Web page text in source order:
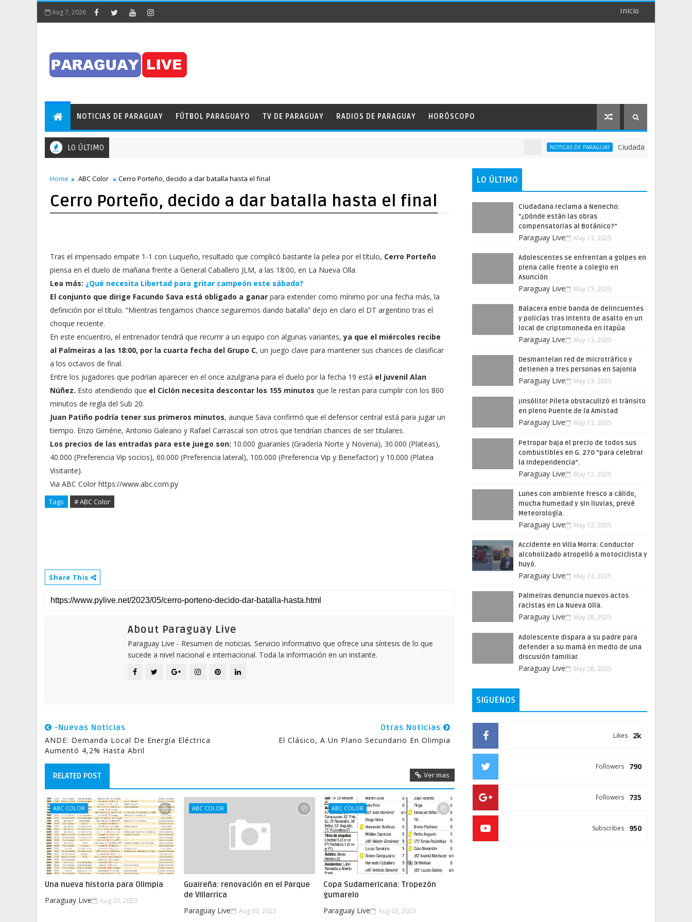
Aug 7, 2026 Inicio
NOTICIAS DE PARAGUAY FÚTBOL PARAGUAYO TV DE PARAGUAY RADIOS DE PARAGUAY HORÓSCOPO
LO ÚLTIMO NOTICAS DE PARAGUAY Ciudadana reclama a
Home ABC Color Cerro Porteño, decido a dar batalla hasta el final
Cerro Porteño, decido a dar batalla hasta el final
Tras el impensado empate 1-1 con Luqueño, resultado que complicó bastante la pelea por el título, Cerro Porteño
piensa en el duelo de mañana frente a General Caballero JLM, a las 18:00, en La Nueva Olla.
Lea más: ¿Qué necesita Libertad para gritar campeón este sábado?
El conjunto que dirige Facundo Sava está obligado a ganar para extender como mínimo por una fecha más, la
definición por el título. “Mientras tengamos chance seguiremos dando batalla” dejo en claro el DT argentino tras el
choque reciente.
En este encuentro, el entrenador tendrá que recurrir a un equipo con algunas variantes,ya que el miércoles recibe
al Palmeiras a las 18:00, por la cuarta fecha del Grupo C, un juego clave para mantener sus chances de clasificar
a los octavos de final.
Entre los jugadores que podrían aparecer en el once azulgrana para el duelo por la fecha 19 está el juvenil Alan
Núñez. Esto atendiendo que el Ciclón necesita descontar los 155 minutos que le restan para cumplir con los 800
minutos de regla del Sub 20.
Juan Patiño podría tener sus primeros minutos, aunque Sava confirmó que el defensor central está para jugar un
tiempo. Enzo Giméne, Antonio Galeano y Rafael Carrascal son otros que tendrían chances de ser titulares.
Los precios de las entradas para este juego son: 10.000 guaraníes (Gradería Norte y Novena), 30.000 (Plateas),
40.000 (Preferencia Vip socios), 60.000 (Preferencia lateral), 100.000 (Preferencia Vip y Benefactor) y 10.000 (Platea
Visitante).
Via ABC Color https://www.abc.com.py
Tags # ABC Color
Share This
About Paraguay Live
Paraguay Live - Resumen de noticias. Servicio informativo que ofrece una síntesis de lo que
sucede a nivel nacional e internacional. Toda la información en un instante.
-Nuevas Noticias
ANDE: Demanda Local De Energía Eléctrica
Aumentó 4,2% Hasta Abril
Otras Noticias
El Clásico, A Un Plano Secundario En Olimpia
RELATED POST Ver mas
ABC COLOR
Una nueva historia para Olimpia
Paraguay Live Aug 03, 2023
ABC COLOR
Guaireña: renovación en el Parque
de Villarrica
Paraguay Live Aug 03, 2023
ABC COLOR
Copa Sudamericana: Tropezón
gumarelo
Paraguay Live Aug 02, 2023
LO ÚLTIMO
Ciudadana reclama a Nenecho:
"¿Dónde están las obras
compensatorias al Botánico?”
Paraguay Live May 13, 2025
Adolescentes se enfrentan a golpes en
plena calle frente a colegio en
Asunción
Paraguay Live May 13, 2025
Balacera entre banda de delincuentes
y policías tras intento de asalto en un
local de criptomoneda en Itapúa
Paraguay Live May 13, 2025
Desmantelan red de microtráfico y
detienen a tres personas en Sajonia
Paraguay Live May 13, 2025
¡Insólito! Pileta obstaculizó el tránsito
en pleno Puente de la Amistad
Paraguay Live May 13, 2025
Petropar baja el precio de todos sus
combustibles en G. 270 “para celebrar
la Independencia”.
Paraguay Live May 12, 2025
Lunes con ambiente fresco a cálido,
mucha humedad y sin lluvias, prevé
Meteorología.
Paraguay Live May 12, 2025
Accidente en Villa Morra: Conductor
alcoholizado atropelló a motociclista y
huyó.
Paraguay Live May 12, 2025
Palmeiras denuncia nuevos actos
racistas en La Nueva Olla.
Paraguay Live May 08, 2025
Adolescente dispara a su padre para
defender a su mamá en medio de una
discusión familiar.
Paraguay Live May 08, 2025
SIGUENOS
2k
Likes
790
Followers
735
Followers
950
Subscribes